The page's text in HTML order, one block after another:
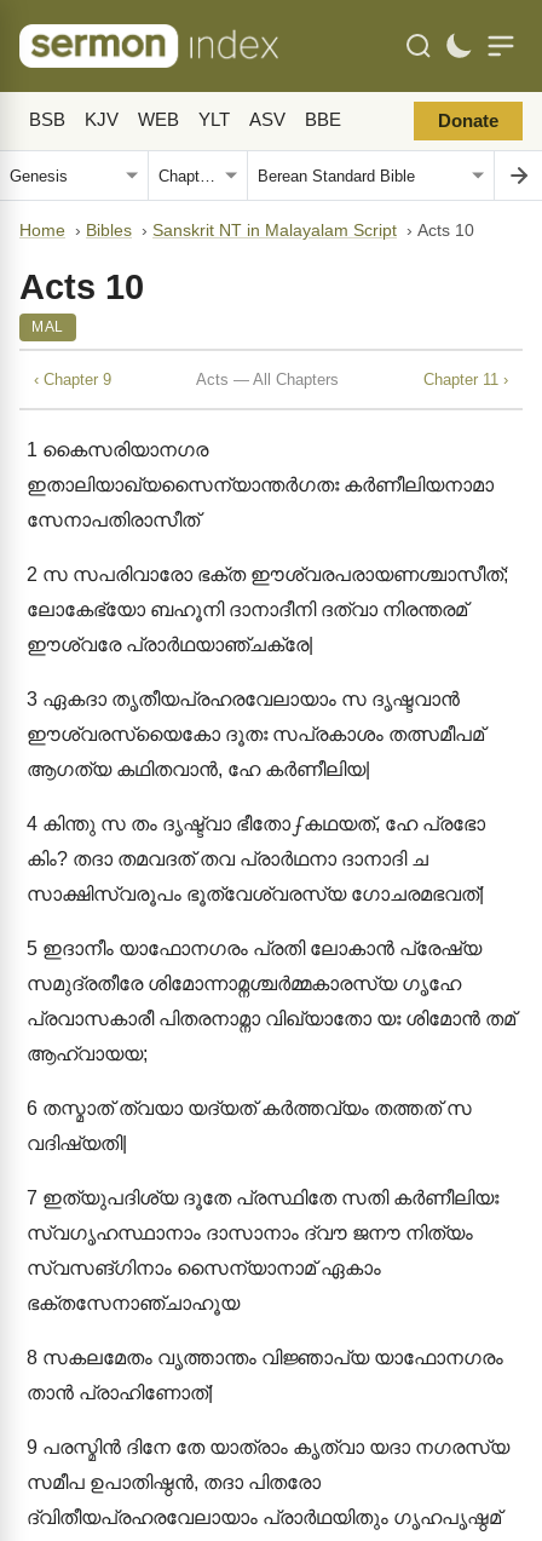
BSB KJV WEB YLT ASV BBE Donate
Home › Bibles › Sanskrit NT in Malayalam Script › Acts 10
Acts 10
MAL
‹ Chapter 9 Acts — All Chapters Chapter 11 ›
1 കൈസരിയാനഗര
ഇതാലിയാഖ്യസൈന്യാന്തർഗതഃ കർണീലിയനാമാ
സേനാപതിരാസീത്
2 സ സപരിവാരോ ഭക്ത ഈശ്വരപരായണശ്ചാസീത്;
ലോകേഭ്യോ ബഹൂനി ദാനാദീനി ദത്വാ നിരന്തരമ്
ഈശ്വരേ പ്രാർഥയാഞ്ചക്രേ|
3 ഏകദാ തൃതീയപ്രഹരവേലായാം സ ദൃഷ്ടവാൻ
ഈശ്വരസ്യൈകോ ദൂതഃ സപ്രകാശം തത്സമീപമ്
ആഗത്യ കഥിതവാൻ, ഹേ കർണീലിയ|
4 കിന്തു സ തം ദൃഷ്ട്വാ ഭീതോഽകഥയത്, ഹേ പ്രഭോ
കിം? തദാ തമവദത് തവ പ്രാർഥനാ ദാനാദി ച
സാക്ഷിസ്വരൂപം ഭൂത്വേശ്വരസ്യ ഗോചരമഭവത്|
5 ഇദാനീം യാഫോനഗരം പ്രതി ലോകാൻ പ്രേഷ്യ
സമുദ്രതീരേ ശിമോന്നാമ്നശ്ചർമ്മകാരസ്യ ഗൃഹേ
പ്രവാസകാരീ പിതരനാമ്നാ വിഖ്യാതോ യഃ ശിമോൻ തമ്
ആഹ്വായയ;
6 തസ്മാത് ത്വയാ യദ്യത് കർത്തവ്യം തത്തത് സ
വദിഷ്യതി|
7 ഇത്യുപദിശ്യ ദൂതേ പ്രസ്ഥിതേ സതി കർണീലിയഃ
സ്വഗൃഹസ്ഥാനാം ദാസാനാം ദ്വൗ ജനൗ നിത്യം
സ്വസങ്ഗിനാം സൈന്യാനാമ് ഏകാം
ഭക്തസേനാഞ്ചാഹൂയ
8 സകലമേതം വൃത്താന്തം വിജ്ഞാപ്യ യാഫോനഗരം
താൻ പ്രാഹിണോത്|
9 പരസ്മിൻ ദിനേ തേ യാത്രാം കൃത്വാ യദാ നഗരസ്യ
സമീപ ഉപാതിഷ്ഠൻ, തദാ പിതരോ
ദ്വിതീയപ്രഹരവേലായാം പ്രാർഥയിതും ഗൃഹപൃഷ്ഠമ്